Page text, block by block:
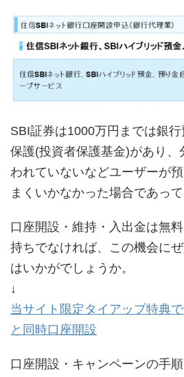
SBI証券は1000万円までは銀
保護(投資者保護基金)があり
われていないなどユーザーが
まくいかなかった場合であっ
口座開設・維持・入出金は無
持ちでなければ、この機会に
はいかがでしょうか。
↓
当サイト限定タイアップ特典
と同時口座開設
口座開設・キャンペーンの手